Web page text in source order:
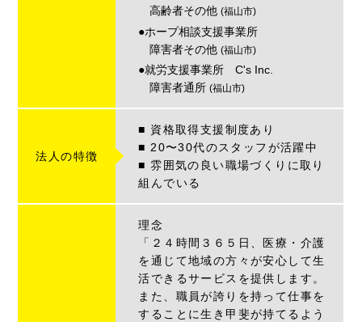
高齢者その他(福山市)
●ホープ相談支援事業所
障害者その他(福山市)
●就労支援事業所 C's Inc.
障害者通所(福山市)
法人の特徴
■ 資格取得支援制度あり
■ 20〜30代のスタッフが活躍中
■ 雰囲気の良い職場づくりに取り
組んでいる
理念
「２４時間３６５日、医療・介護
を通じて地域の方々が安心して生
活できるサービスを提供します。
また、職員が誇りを持って仕事を
することに生き甲斐が持てるよう